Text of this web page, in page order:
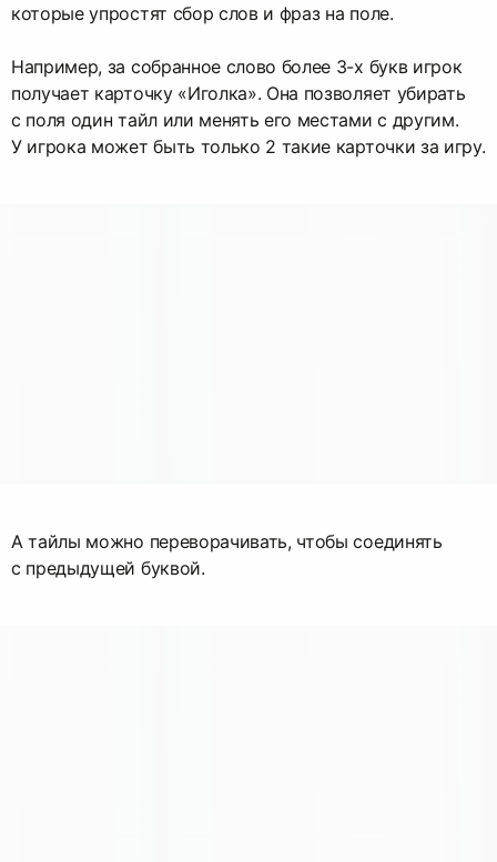
которые упростят сбор слов и фраз на поле.
Например, за собранное слово более 3-х букв игрок
получает карточку «Иголка». Она позволяет убирать
с поля один тайл или менять его местами с другим.
У игрока может быть только 2 такие карточки за игру.
А тайлы можно переворачивать, чтобы соединять
с предыдущей буквой.